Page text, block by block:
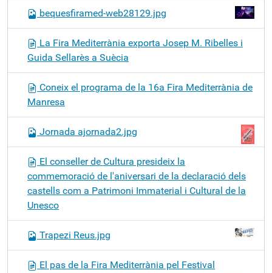
bequesfiramed-web28129.jpg
La Fira Mediterrània exporta Josep M. Ribelles i
Guida Sellarès a Suècia
Coneix el programa de la 16a Fira Mediterrània de
Manresa
Jornada ajornada2.jpg
El conseller de Cultura presideix la
commemoració de l'aniversari de la declaració dels
castells com a Patrimoni Immaterial i Cultural de la
Unesco
Trapezi Reus.jpg
El pas de la Fira Mediterrània pel Festival